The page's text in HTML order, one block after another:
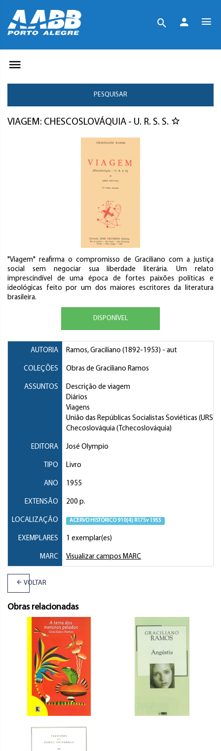
PESQUISAR
VIAGEM: CHESCOSLOVÁQUIA - U. R. S. S.
"Viagem" reafirma o compromisso de Graciliano com a justiça
social sem negociar sua liberdade literária. Um relato
imprescindível de uma época de fortes paixões políticas e
ideológicas feito por um dos maiores escritores da literatura
brasileira.
DISPONÍVEL
AUTORIA Ramos, Graciliano (1892-1953) - aut
COLEÇÕES Obras de Graciliano Ramos
ASSUNTOS
Descrição de viagem
Diários
Viagens
União das Repúblicas Socialistas Soviéticas (URSS)
Checoslováquia (Tchecoslováquia)
EDITORA José Olympio
TIPO Livro
ANO 1955
EXTENSÃO 200 p.
LOCALIZAÇÃO ACERVO HISTÓRICO 910(4) R175v 1955
EXEMPLARES 1 exemplar(es)
MARC Visualizar campos MARC
VOLTAR
Obras relacionadas